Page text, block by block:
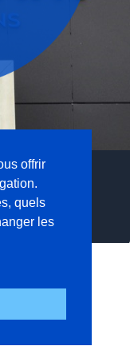
offrir
quels
les
critiques et